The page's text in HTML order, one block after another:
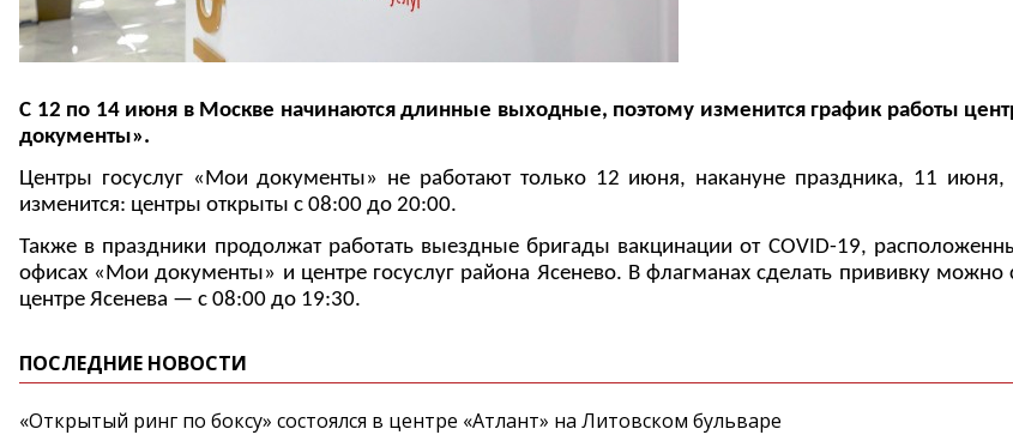
С 12 по 14 июня в Москве начинаются длинные выходные, поэтому изменится график работы
документы».
Центры госуслуг «Мои документы» не работают только 12 июня, накануне праздника, 11 июня,
изменится: центры открыты с 08:00 до 20:00.
Также в праздники продолжат работать выездные бригады вакцинации от COVID-19,
офисах «Мои документы» и центре госуслуг района Ясенево. В флагманах сделать прививку
центре Ясенева — с 08:00 до 19:30.
ПОСЛЕДНИЕ НОВОСТИ
«Открытый ринг по боксу» состоялся в центре «Атлант» на Литовском бульваре